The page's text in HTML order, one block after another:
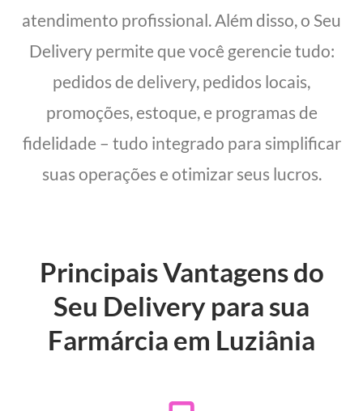
atendimento profissional. Além disso, o Seu
Delivery permite que você gerencie tudo:
pedidos de delivery, pedidos locais,
promoções, estoque, e programas de
fidelidade – tudo integrado para simplificar
suas operações e otimizar seus lucros.
Principais Vantagens do
Seu Delivery para sua
Farmárcia em Luziânia